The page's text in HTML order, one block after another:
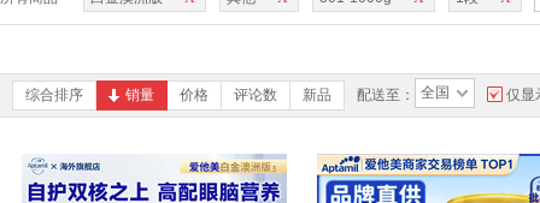
综合排序 销量 价格 评论数 新品 配送至： 全国 仅显